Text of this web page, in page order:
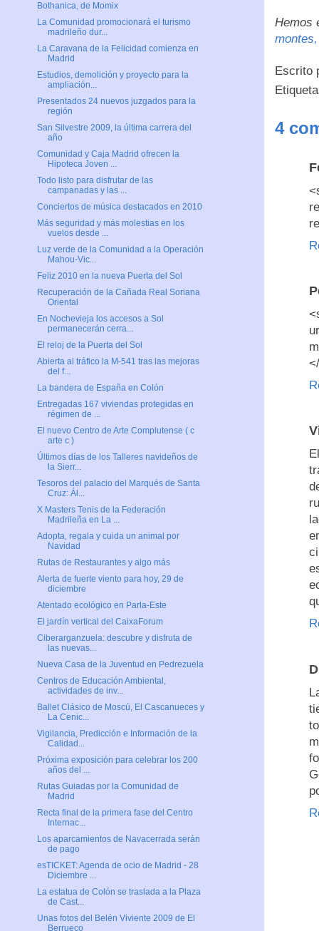
Hemos
Escrito
4
Bothanica, de Momix
La Comunidad promocionará el turismo
madrileño dur...
La Caravana de la Felicidad comienza en
Madrid
Estudios, demolición y proyecto para la
ampliación...
Presentados 24 nuevos juzgados para la
región
San Silvestre 2009, la última carrera del
año
Comunidad y Caja Madrid ofrecen la
Hipoteca Joven ...
Todo listo para disfrutar de las
campanadas y las ...
Conciertos de música destacados en 2010
Más seguridad y más molestias en los
vuelos desde ...
Luz verde de la Comunidad a la Operación
Mahou-Vic...
Feliz 2010 en la nueva Puerta del Sol
Recuperación de la Cañada Real Soriana
Oriental
En Nochevieja los accesos a Sol
permanecerán cerra...
El reloj de la Puerta del Sol
Abierta al tráfico la M-541 tras las mejoras
del f...
La bandera de España en Colón
Entregadas 167 viviendas protegidas en
régimen de ...
El nuevo Centro de Arte Complutense ( c
arte c )
Últimos días de los Talleres navideños de
la Sierr...
Tesoros del palacio del Marqués de Santa
Cruz: Ál...
X Masters Tenis de la Federación
Madrileña en La ...
Adopta, regala y cuida un animal por
Navidad
Rutas de Restaurantes y algo más
Alerta de fuerte viento para hoy, 29 de
diciembre
Atentado ecológico en Parla-Este
El jardín vertical del CaixaForum
Ciberarganzuela: descubre y disfruta de
las nuevas...
Nueva Casa de la Juventud en Pedrezuela
Centros de Educación Ambiental,
actividades de inv...
Ballet Clásico de Moscú, El Cascanueces y
La Cenic...
Vigilancia, Predicción e Información de la
Calidad...
Próxima exposición para celebrar los 200
años del ...
Rutas Guiadas por la Comunidad de
Madrid
Recta final de la primera fase del Centro
Internac...
Los aparcamientos de Navacerrada serán
de pago
esTICKET: Agenda de ocio de Madrid - 28
Diciembre ...
La estatua de Colón se traslada a la Plaza
de Cast...
Unas fotos del Belén Viviente 2009 de El
Berrueco